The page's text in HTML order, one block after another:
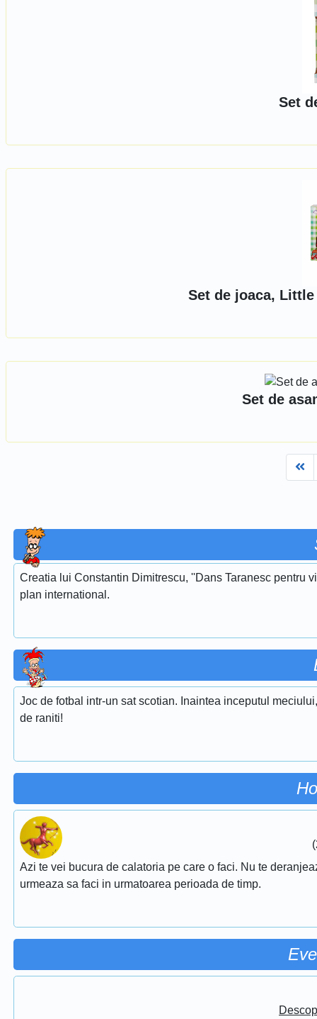
Set
Set de joaca,
Set de
Creatia lui Constantin Dimitrescu, ''Dans Taranesc pentru
plan international.
Joc de fotbal intr-un sat scotian. Inaintea inceputul
de raniti!
Azi te vei bucura de calatoria pe care o faci. Nu te
urmeaza sa faci in urmatoarea perioada de timp.